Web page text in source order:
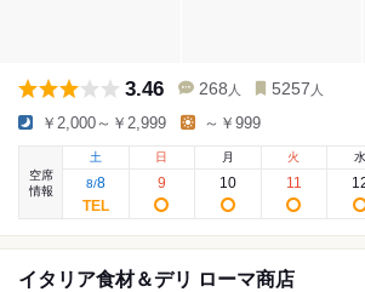
3.46 268 人 5257 人
￥2,000～￥2,999 ～￥999
空席
情報
土
8/8
日
9
月
10
火
11
水
イタリア食材＆デリ ローマ商店